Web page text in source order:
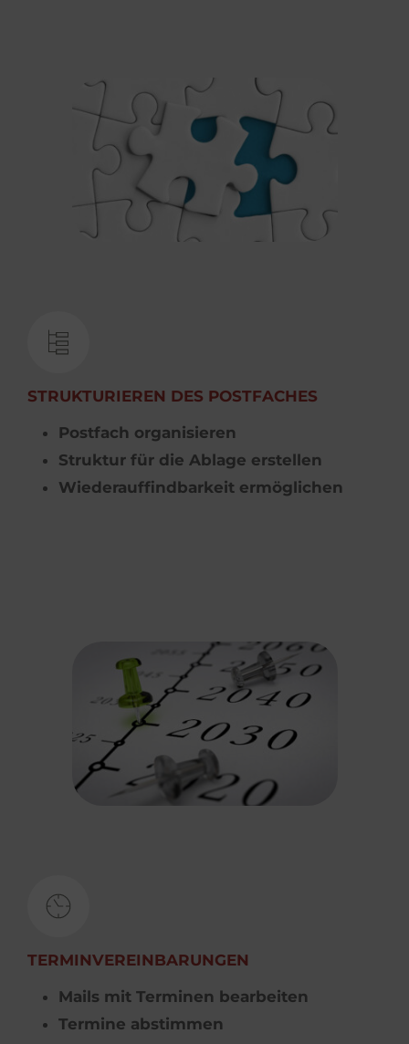
STRUKTURIEREN DES POSTFACHES
Postfach organisieren
Struktur für die Ablage erstellen
Wiederauffindbarkeit ermöglichen
TERMINVEREINBARUNGEN
Mails mit Terminen bearbeiten
Termine abstimmen